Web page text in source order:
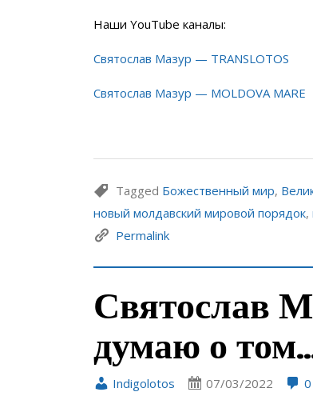
Наши YouTube каналы:
Святослав Мазур — TRANSLOTOS
Святослав Мазур — MOLDOVA MARE
Tagged Божественный мир,
новый молдавский мировой порядок,
Permalink
Святослав
думаю о
Indigolotos 07/03/2022